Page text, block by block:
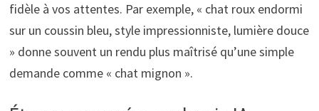
fidèle à vos attentes. Par exemple, « chat roux endormi
sur un coussin bleu, style impressionniste, lumière douce
» donne souvent un rendu plus maîtrisé qu’une simple
demande comme « chat mignon ».